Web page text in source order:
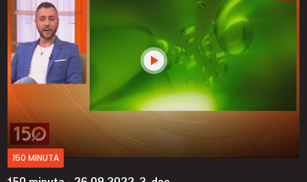
150 MINUTA